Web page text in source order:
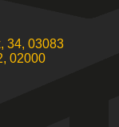
34, 03083
02000